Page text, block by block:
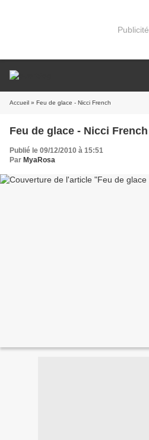
Publicité
Accueil » Feu de glace - Nicci French
Feu de glace - Nicci French
Publié le 09/12/2010 à 15:51
Par MyaRosa